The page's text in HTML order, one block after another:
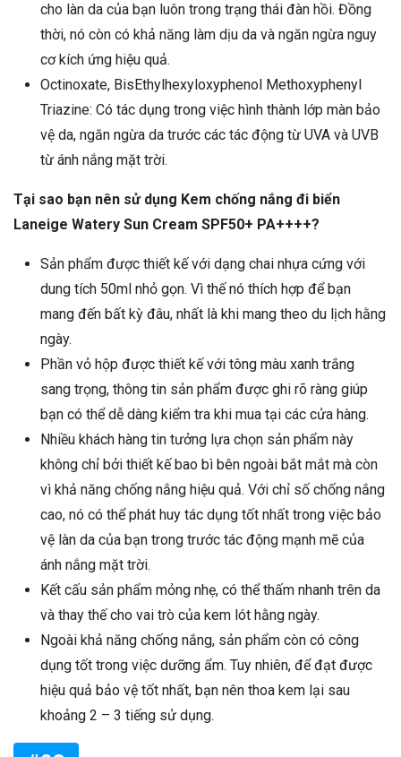
cho làn da của bạn luôn trong trạng thái đàn hồi. Đồng
thời, nó còn có khả năng làm dịu da và ngăn ngừa nguy
cơ kích ứng hiệu quả.
Octinoxate, BisEthylhexyloxyphenol Methoxyphenyl
Triazine: Có tác dụng trong việc hình thành lớp màn bảo
vệ da, ngăn ngừa da trước các tác động từ UVA và UVB
từ ánh nắng mặt trời.
Tại sao bạn nên sử dụng Kem chống nắng đi biển
Laneige Watery Sun Cream SPF50+ PA++++?
Sản phẩm được thiết kế với dạng chai nhựa cứng với
dung tích 50ml nhỏ gọn. Vì thế nó thích hợp để bạn
mang đến bất kỳ đâu, nhất là khi mang theo du lịch hằng
ngày.
Phần vỏ hộp được thiết kế với tông màu xanh trắng
sang trọng, thông tin sản phẩm được ghi rõ ràng giúp
bạn có thể dễ dàng kiểm tra khi mua tại các cửa hàng.
Nhiều khách hàng tin tưởng lựa chọn sản phẩm này
không chỉ bởi thiết kế bao bì bên ngoài bắt mắt mà còn
vì khả năng chống nắng hiệu quả. Với chỉ số chống nắng
cao, nó có thể phát huy tác dụng tốt nhất trong việc bảo
vệ làn da của bạn trong trước tác động mạnh mẽ của
ánh nắng mặt trời.
Kết cấu sản phẩm mỏng nhẹ, có thể thấm nhanh trên da
và thay thế cho vai trò của kem lót hằng ngày.
Ngoài khả năng chống nắng, sản phẩm còn có công
dụng tốt trong việc dưỡng ẩm. Tuy nhiên, để đạt được
hiệu quả bảo vệ tốt nhất, bạn nên thoa kem lại sau
khoảng 2 – 3 tiếng sử dụng.